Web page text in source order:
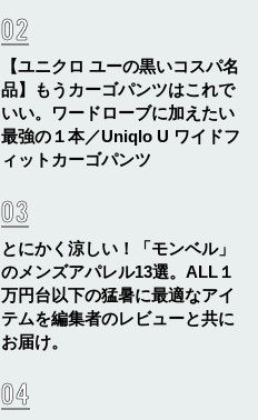
【ユニクロ ユーの黒いコスパ名
品】もうカーゴパンツはこれで
いい。ワードローブに加えたい
最強の１本／Uniqlo U ワイドフ
ィットカーゴパンツ
とにかく涼しい！「モンベル」
のメンズアパレル13選。ALL１
万円台以下の猛暑に最適なアイ
テムを編集者のレビューと共に
お届け。